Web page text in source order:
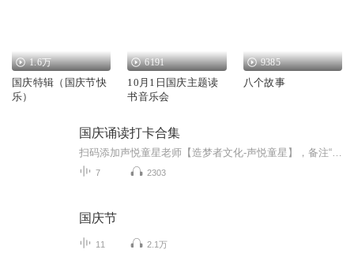
1.6万
国庆特辑（国庆节快
乐）
6191
10月1日国庆主题读
书音乐会
9385
八个故事
国庆诵读打卡合集
7 2303
国庆节
11 2.1万